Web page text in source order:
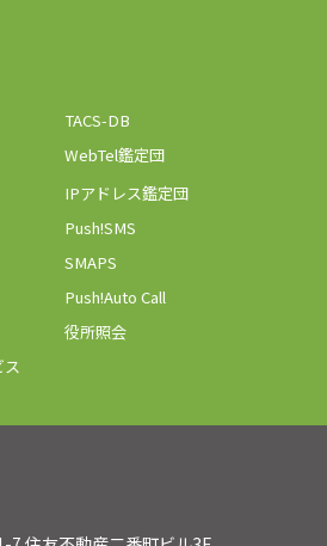
TACS-DB
WebTel鑑定団
IPアドレス鑑定団
Push!SMS
SMAPS
Push!Auto Call
役所照会